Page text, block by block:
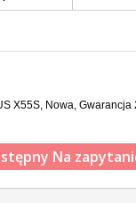
X55S, Nowa, Gwarancja
Na